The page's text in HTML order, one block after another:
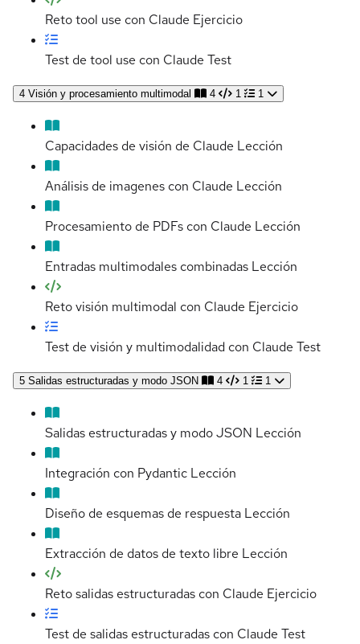
Reto tool use con Claude Ejercicio
Test de tool use con Claude Test
4 Visión y procesamiento multimodal 4 1 1
Capacidades de visión de Claude Lección
Análisis de imagenes con Claude Lección
Procesamiento de PDFs con Claude Lección
Entradas multimodales combinadas Lección
Reto visión multimodal con Claude Ejercicio
Test de visión y multimodalidad con Claude Test
5 Salidas estructuradas y modo JSON 4 1 1
Salidas estructuradas y modo JSON Lección
Integración con Pydantic Lección
Diseño de esquemas de respuesta Lección
Extracción de datos de texto libre Lección
Reto salidas estructuradas con Claude Ejercicio
Test de salidas estructuradas con Claude Test